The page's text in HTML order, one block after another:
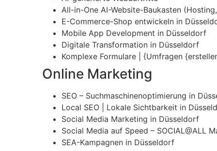
All-in-One AI-Website-Baukasten
E-Commerce-Shop entwickeln in
Mobile App Development in Düsseldorf
Digitale Transformation in Düsseldorf
Komplexe Formulare | {Umfragen
Online Marketing
SEO – Suchmaschinenoptimierung in
Local SEO | Lokale Sichtbarkeit in
Social Media Marketing in Düsseldorf
Social Media auf Speed – SOCIAL@ALL
SEA-Kampagnen in Düsseldorf